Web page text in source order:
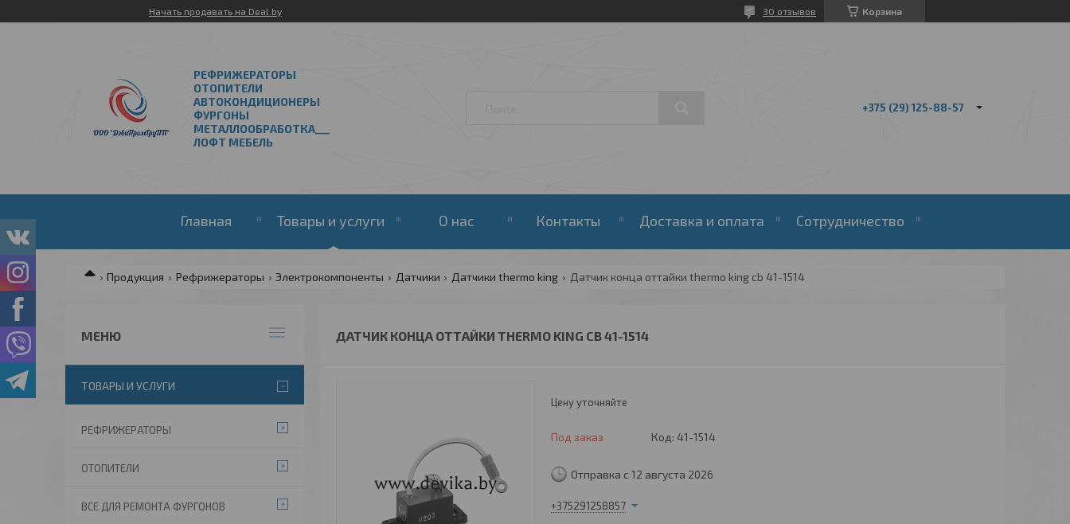
Начать продавать на Deal.by Корзина
30 отзывов
РЕФРИЖЕРАТОРЫ
ОТОПИТЕЛИ
АВТОКОНДИЦИОНЕРЫ
ФУРГОНЫ
МЕТАЛЛООБРАБОТКА___
ЛОФТ МЕБЕЛЬ
+375 (29) 125-88-57
Главная Товары и услуги О нас Контакты Доставка и оплата Сотрудничество
Продукция Рефрижераторы Электрокомпоненты Датчики Датчики thermo king Датчик конца оттайки thermo king cb 41-1514
ДАТЧИК КОНЦА ОТТАЙКИ THERMO KING CB 41-1514
Цену уточняйте
Под заказ Код: 41-1514
Отправка с 12 августа 2026
+375291258857
ТОВАРЫ И УСЛУГИ
РЕФРИЖЕРАТОРЫ
ОТОПИТЕЛИ
ВСЕ ДЛЯ РЕМОНТА ФУРГОНОВ